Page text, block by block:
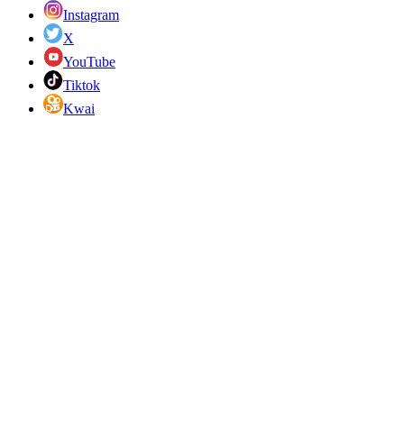
Instagram
X
YouTube
Tiktok
Kwai